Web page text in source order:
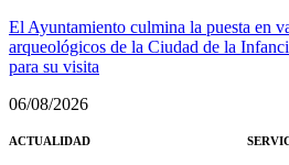
El Ayuntamiento culmina la puesta en
arqueológicos de la Ciudad de la
para su visita
06/08/2026
ACTUALIDAD